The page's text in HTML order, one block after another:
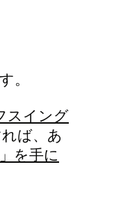
。
スイング
ば、あ
を手に